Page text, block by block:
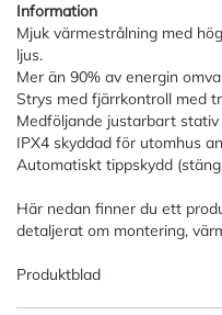
Information
Mjuk värmestrålning med
ljus.
Mer än 90% av energin
Strys med fjärrkontroll med
Medföljande justarbart
IPX4 skyddad för utomhus
Automatiskt tippskydd
Här nedan finner du ett
detaljerat om montering,
Produktblad